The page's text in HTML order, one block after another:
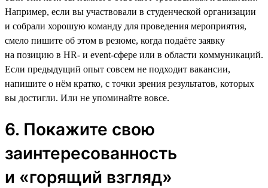
Например, если вы участвовали в студенческой организации
и собрали хорошую команду для проведения мероприятия,
смело пишите об этом в резюме, когда подаёте заявку
на позицию в HR- и event-сфере или в области коммуникаций.
Если предыдущий опыт совсем не подходит вакансии,
напишите о нём кратко, с точки зрения результатов, которых
вы достигли. Или не упоминайте вовсе.
6. Покажите свою
заинтересованность
и «горящий взгляд»